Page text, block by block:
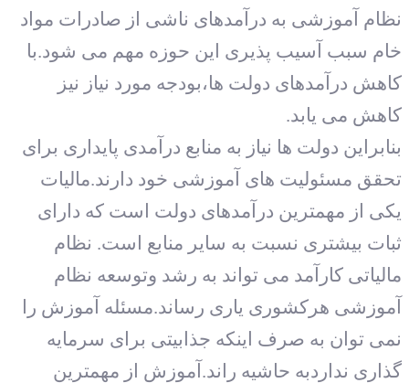
نظام آموزشی به درآمدهای ناشی از صادرات مواد
خام سبب آسیب پذیری این حوزه مهم می شود.با
کاهش درآمدهای دولت ها،بودجه مورد نیاز نیز
کاهش می یابد.
بنابراین دولت ها نیاز به منابع درآمدی پایداری برای
تحقق مسئولیت های آموزشی خود دارند.مالیات
یکی از مهمترین درآمدهای دولت است که دارای
ثبات بیشتری نسبت به سایر منابع است. نظام
مالیاتی کارآمد می تواند به رشد وتوسعه نظام
آموزشی هرکشوری یاری رساند.مسئله آموزش را
نمی توان به صرف اینکه جذابیتی برای سرمایه
گذاری نداردبه حاشیه راند.آموزش از مهمترین